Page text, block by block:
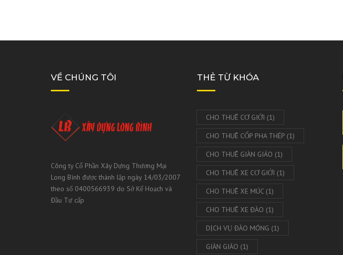
VỀ CHÚNG TÔI
Công ty Cổ Phần Xây Dựng Thương Mại
Long Bình được thành lập ngày 14/03/2007
theo số 0400566939 do Sở Kế Hoạch và
Đầu Tư cấp
THẺ TỪ KHÓA
CHO THUÊ CƠ GIỚI (1)
CHO THUÊ CỐP PHA THÉP(1)
CHO THUÊ GIÀN GIÁO (1)
CHO THUÊ XE CƠ GIỚI (1)
CHO THUÊ XE MÚC(1)
CHO THUÊ XE ĐÀO (1)
DỊCH VỤ ĐÀO MÓNG (1)
GIÀN GIÁO (1)